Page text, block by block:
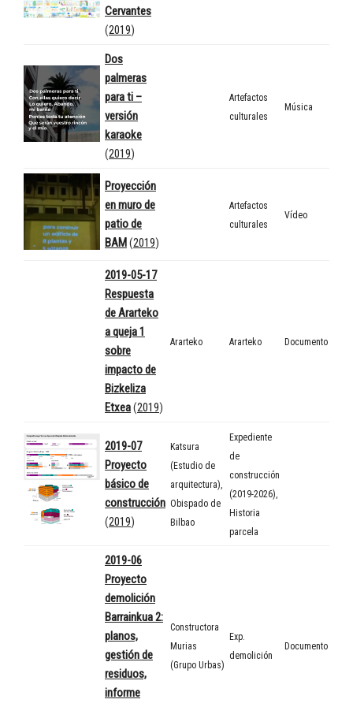
Cervantes
(2019)
Dos
palmeras
para ti –
versión
karaoke
(2019)
Artefactos
culturales
Música
Proyección
en muro de
patio de
BAM(2019)
Artefactos
culturales
Vídeo
2019-05-17
Respuesta
de Ararteko
a queja 1
sobre
impacto de
Bizkeliza
Etxea(2019)
Ararteko Ararteko Documento
2019-07
Proyecto
básico de
construcción
(2019)
Katsura
(Estudio de
arquitectura),
Obispado de
Bilbao
Expediente
de
construcción
(2019-2026),
Historia
parcela
2019-06
Proyecto
demolición
Barrainkua 2:
planos,
gestión de
residuos,
informe
Constructora
Murias
(Grupo Urbas)
Exp.
demolición
Documento